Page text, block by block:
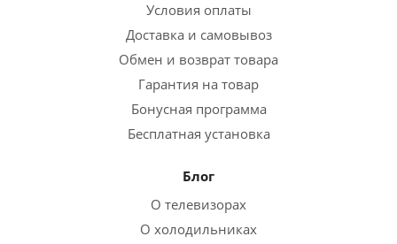
Условия оплаты
Доставка и самовывоз
Обмен и возврат товара
Гарантия на товар
Бонусная программа
Бесплатная установка
Блог
О телевизорах
О холодильниках